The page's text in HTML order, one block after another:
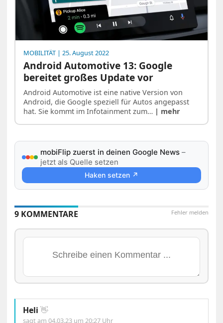
MOBILITÄT | 25. August 2022
Android Automotive 13: Google
bereitet großes Update vor
Android Automotive ist eine native Version von
Android, die Google speziell für Autos angepasst
hat. Sie kommt im Infotainment zum… | mehr
mobiFlip zuerst in deinen Google News –
jetzt als Quelle setzen
Haken setzen ↗
Fehler melden
9 KOMMENTARE
Heli 👋
sagt am04.03.23 um 20:27 Uhr